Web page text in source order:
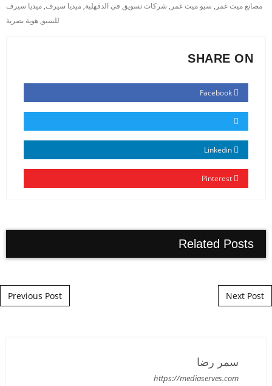
مصانع ميت غمر , سيو ميت غمر , شركات تسويق في الدقهلية, ميديا سيرف, ميديا سيرف
للسيو, هوية بصرية
SHARE ON
Related Posts
Post navigation
Previous Post Next Post
سمر رضا
https://mediaserves.com